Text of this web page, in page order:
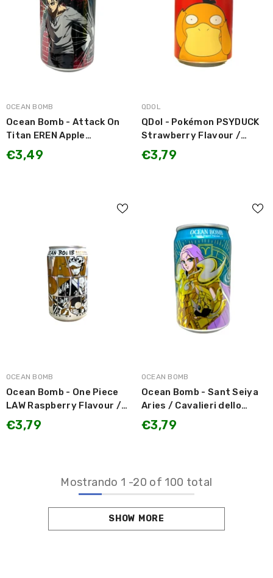
MARCA:
OCEAN BOMB
Ocean Bomb - Attack On
Titan EREN Apple
Pineapple Flavour /
Bevanda Gassata
€3,49
MARCA:
QDOL
QDol - Pokémon PSYDUCK
Strawberry Flavour /
Bevanda Gassata gusto
Fragola 330ml
€3,79
MARCA:
OCEAN BOMB
Ocean Bomb - One Piece
LAW Raspberry Flavour /
Bevanda Gassata gusto
Lampone 330ml
€3,79
MARCA:
OCEAN BOMB
Ocean Bomb - Sant Seiya
Aries / Cavalieri dello
Zodiaco Mu dell' Ariete
gusto Mela e Yogurt
€3,79
Mostrando 1 -20 of 100 total
SHOW MORE